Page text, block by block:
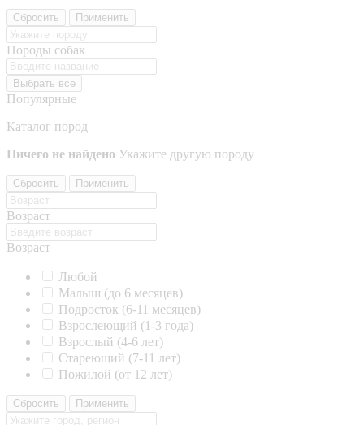
Сбросить Применить
Породы собак
Выбрать все
Популярные
Каталог пород
Ничего не найдено Укажите другую породу
Сбросить Применить
Возраст
Возраст
Любой
Малыш (до 6 месяцев)
Подросток (6-11 месяцев)
Взрослеющий (1-3 года)
Взрослый (4-6 лет)
Стареющий (7-11 лет)
Пожилой (от 12 лет)
Сбросить Применить